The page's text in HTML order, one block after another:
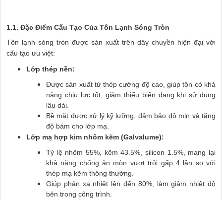
1.1. Đặc Điểm Cấu Tạo Của Tôn Lạnh Sóng Tròn
Tôn lạnh sóng tròn được sản xuất trên dây chuyền hiện đại với
cấu tạo ưu việt:
Lớp thép nền:
Được sản xuất từ thép cường độ cao, giúp tôn có khả
năng chịu lực tốt, giảm thiểu biến dạng khi sử dụng
lâu dài.
Bề mặt được xử lý kỹ lưỡng, đảm bảo độ mịn và tăng
độ bám cho lớp mạ.
Lớp mạ hợp kim nhôm kẽm (Galvalume):
Tỷ lệ nhôm 55%, kẽm 43.5%, silicon 1.5%, mang lại
khả năng chống ăn mòn vượt trội gấp 4 lần so với
thép mạ kẽm thông thường.
Giúp phản xạ nhiệt lên đến 80%, làm giảm nhiệt độ
bên trong công trình.